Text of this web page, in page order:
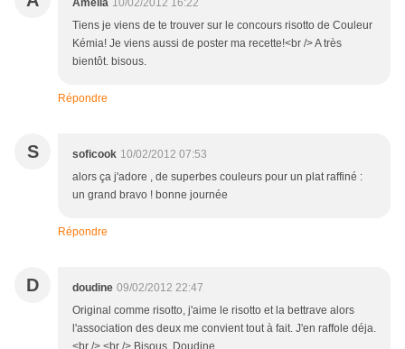
Amélia 10/02/2012 16:22
Tiens je viens de te trouver sur le concours risotto de Couleur
Kémia! Je viens aussi de poster ma recette!<br /> A très
bientôt. bisous.
Répondre
S soficook 10/02/2012 07:53
alors ça j'adore , de superbes couleurs pour un plat raffiné :
un grand bravo ! bonne journée
Répondre
D doudine 09/02/2012 22:47
Original comme risotto, j'aime le risotto et la bettrave alors
l'association des deux me convient tout à fait. J'en raffole déja.
<br /> <br /> Bisous, Doudine.